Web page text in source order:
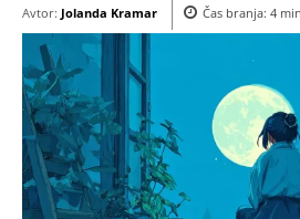
Avtor: Jolanda Kramar Čas branja: 4